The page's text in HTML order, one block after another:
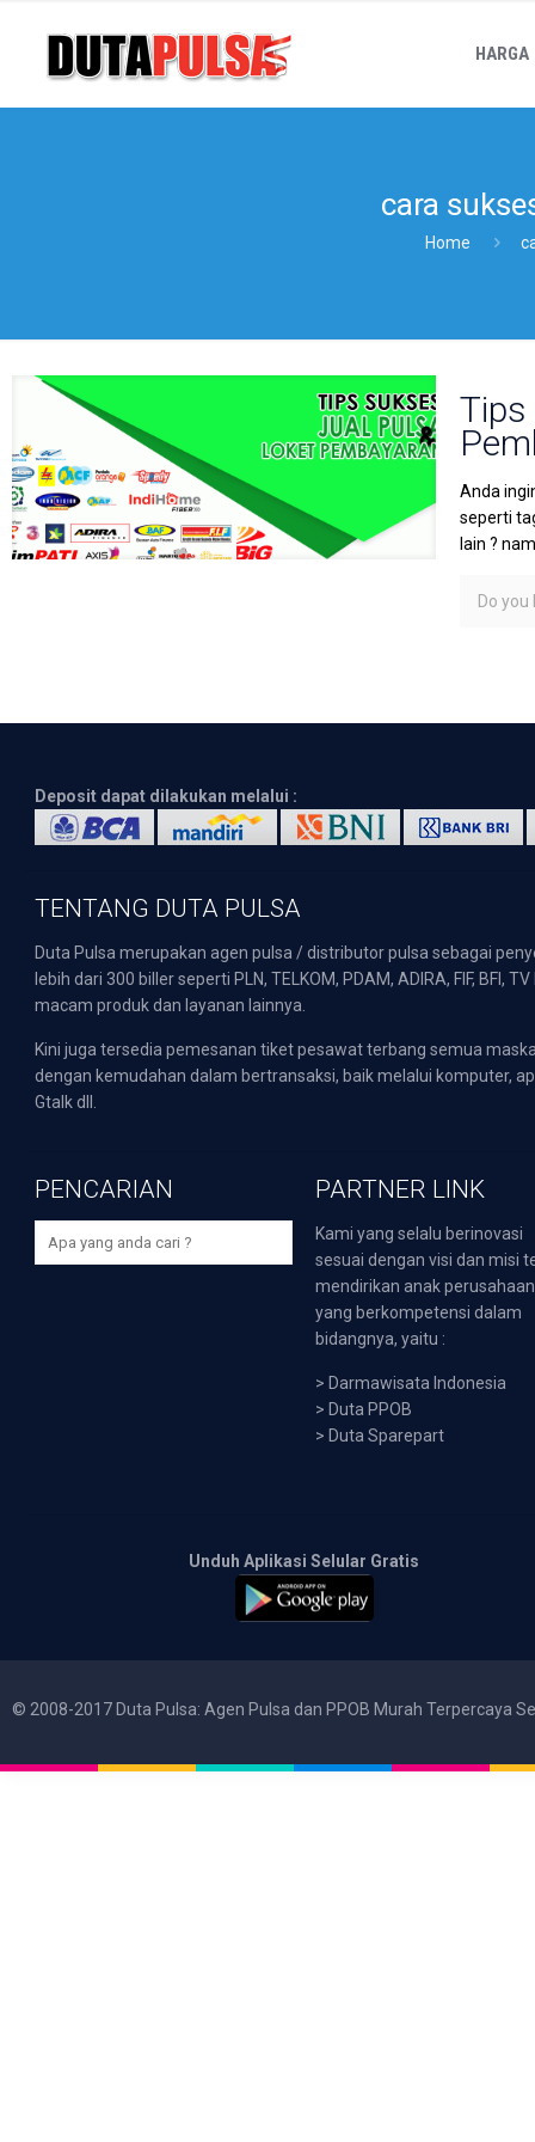
HARGA
cara
Home
Tips
Anda
seperti
lain ?
Do you
Deposit dapat dilakukan melalui :
TENTANG DUTA PULSA
Duta Pulsa merupakan agen pulsa / distributor pulsa sebagai
lebih dari 300 biller seperti PLN, TELKOM, PDAM, ADIRA, FIF,
macam produk dan layanan lainnya.
Kini juga tersedia pemesanan tiket pesawat terbang semua
dengan kemudahan dalam bertransaksi, baik melalui komputer,
Gtalk dll.
PENCARIAN PARTNER LINK
Kami yang selalu berinovasi
sesuai dengan visi dan misi
mendirikan anak perusahaan
yang berkompetensi dalam
bidangnya, yaitu :
> Darmawisata Indonesia
> Duta PPOB
> Duta Sparepart
Unduh Aplikasi Selular Gratis
© 2008-2017 Duta Pulsa: Agen Pulsa dan PPOB Murah Terpercaya